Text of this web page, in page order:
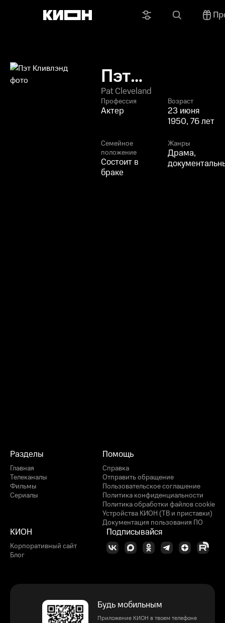
Пэт
Кливлэнд
Pat Cleveland
Профессия
Актер
Возраст
23 июня
1950, 76 лет
Семейное
положение
Состоит в
браке
Жанры
Драма,
Разделы
Главная
Телеканалы
Фильмы
Сериалы
Помощь
Справка
Отправить обращение
Пользовательское соглашение
Политика конфиденциальности
Политика обработки файлов cookie
Устройства КИОН (ТВ и приставки)
Документация пользования ПО
КИОН
Корпоративный сайт
Блог
Подписывайся
Будь мобильным
Приложение КИОН в твоем телефоне